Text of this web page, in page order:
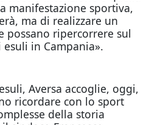
manifestazione sportiva,
ma di realizzare un
possano ripercorrere sul
in Campania».
Aversa accoglie, oggi,
ricordare con lo sport
della storia